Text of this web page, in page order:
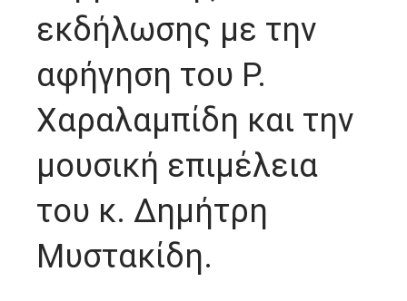
εκδήλωσης με την
αφήγηση του Ρ.
Χαραλαμπίδη και την
μουσική επιμέλεια
του κ. Δημήτρη
Μυστακίδη.